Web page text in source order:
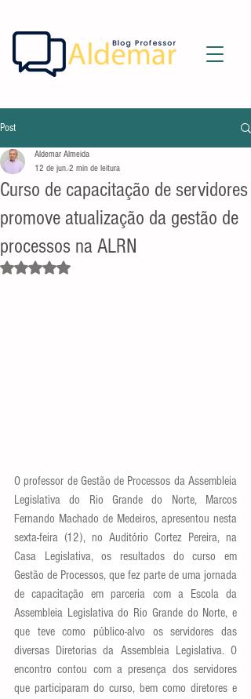
Post
Curso de capacitação de servidores
promove atualização da gestão de
processos na ALRN
Aldemar Almeida
12 de jun.2 min de leitura
Avaliado com NaN de 5 estrelas.
O professor de Gestão de Processos da Assembleia
Legislativa do Rio Grande do Norte, Marcos
Fernando Machado de Medeiros, apresentou nesta
sexta-feira (12), no Auditório Cortez Pereira, na
Casa Legislativa, os resultados do curso em
Gestão de Processos, que fez parte de uma jornada
de capacitação em parceria com a Escola da
Assembleia Legislativa do Rio Grande do Norte, e
que teve como público-alvo os servidores das
diversas Diretorias da Assembleia Legislativa. O
encontro contou com a presença dos servidores
que participaram do curso, bem como diretores e